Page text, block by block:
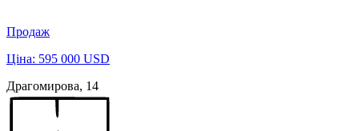
Продаж
Ціна: 595 000 USD
Драгомирова, 14